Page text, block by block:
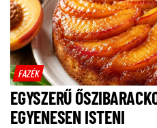
FAZÉK
EGYSZERŰ
EGYENESEN ISTENI